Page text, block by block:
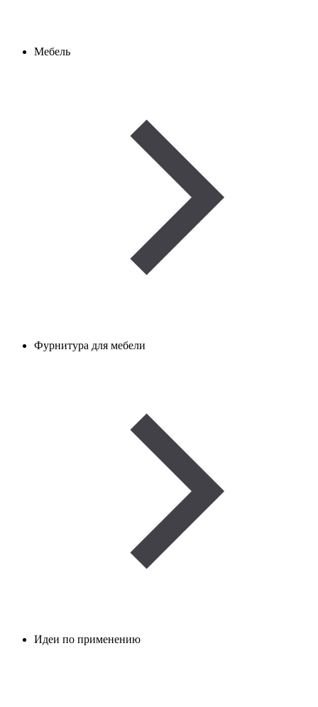
Мебель
Фурнитура для мебели
Идеи по применению